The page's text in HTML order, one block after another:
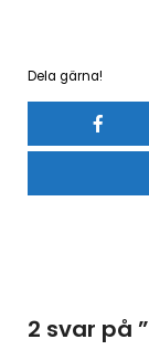
Dela gärna!
2 svar på ”